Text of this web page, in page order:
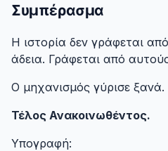
Συμπέρασμα
Η ιστορία δεν γράφεται
άδεια. Γράφεται από
Ο μηχανισμός γύρισε ξανά.
Τέλος Ανακοινωθέντος.
Υπογραφή: